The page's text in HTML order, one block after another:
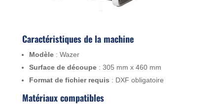
Caractéristiques de la machine
Modèle: Wazer
Surface de découpe: 305 mm x 460 mm
Format de fichier requis : DXF obligatoire
Matériaux compatibles